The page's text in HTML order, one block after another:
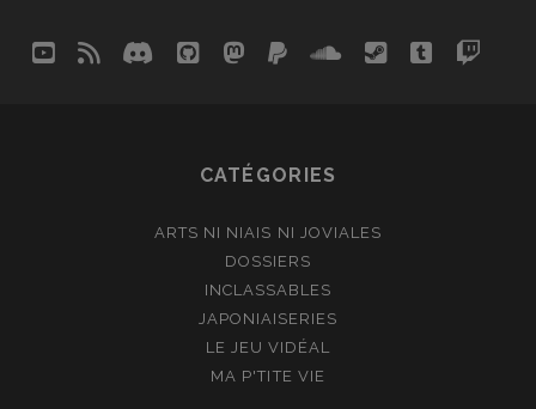
youtube
rss discord
githubmastodon
paypalsoundcloud
steamtumblr
CATÉGORIES
ARTS NI NIAIS NI JOVIALES
DOSSIERS
INCLASSABLES
JAPONIAISERIES
LE JEU VIDÉAL
MA P'TITE VIE